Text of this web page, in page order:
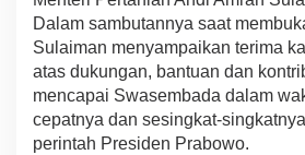
2
2
5
Dalam sambutannya saat
Sulaiman menyampaikan terima
atas dukungan, bantuan dan
mencapai Swasembada dalam
cepatnya dan sesingkat-
perintah Presiden Prabowo.